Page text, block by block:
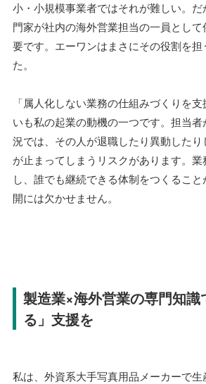
小・小規模事業者ではそれが難しい。
門家が社内の海外営業担当の一員とし
要です。エーワンはまさにその役割を
た。
「属人化しない業務の仕組みづくりを
いも私の起業の動機の一つです。担当
況では、その人が退職したり異動したり
が止まってしまうリスクがあります。
し、誰でも継続できる体制をつくるこ
開には欠かせません。
製造業×海外営業の専門知識
る」支援を
私は、外資系大手写真用品メーカーで